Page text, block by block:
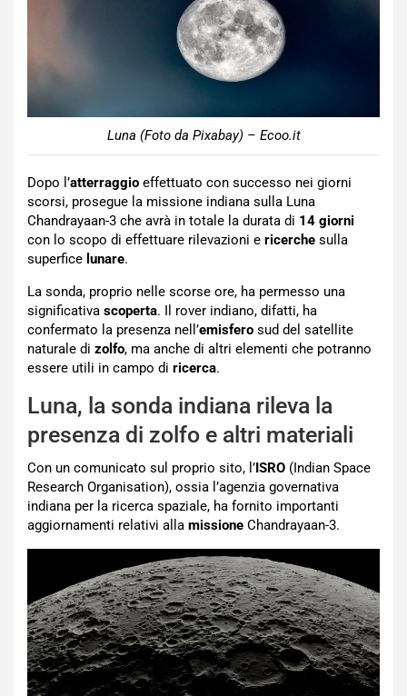
Luna (Foto da Pixabay) – Ecoo.it
Dopo l’atterraggio effettuato con successo nei giorni
scorsi, prosegue la missione indiana sulla Luna
Chandrayaan-3 che avrà in totale la durata di 14 giorni
con lo scopo di effettuare rilevazioni e ricerche sulla
superfice lunare.
La sonda, proprio nelle scorse ore, ha permesso una
significativa scoperta. Il rover indiano, difatti, ha
confermato la presenza nell’emisfero sud del satellite
naturale di zolfo, ma anche di altri elementi che potranno
essere utili in campo di ricerca.
Luna, la sonda indiana rileva la
presenza di zolfo e altri materiali
Con un comunicato sul proprio sito, l’ISRO (Indian Space
Research Organisation), ossia l’agenzia governativa
indiana per la ricerca spaziale, ha fornito importanti
aggiornamenti relativi alla missione Chandrayaan-3.